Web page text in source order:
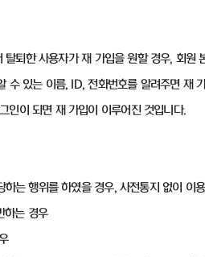
퇴한 사용자가 재 가입을 원할 경우, 회원
수 있는 이름, ID, 전화번호를 알려주면 재
인이 되면 재 가입이 이루어진 것입니다.
하는 행위를 하였을 경우, 사전통지 없이 이
하는 경우